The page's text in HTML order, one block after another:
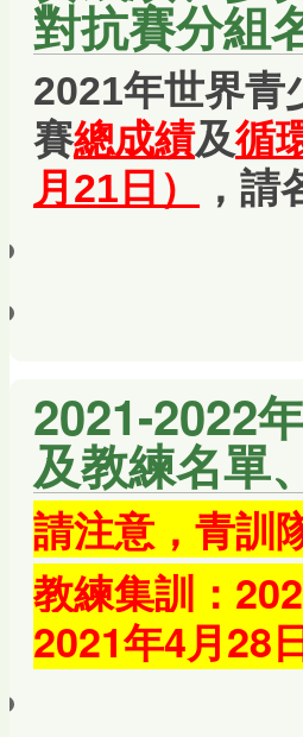
對抗賽分組
2021年世界青
賽總成績及循
月21日）
，
2021-2022
及教練名單
請注意， 青訓
教練集訓：
2021年4月28